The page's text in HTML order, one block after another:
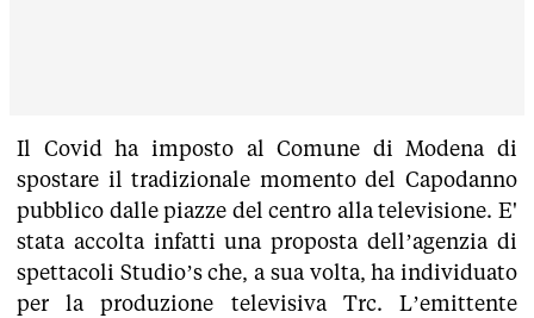
Il Covid ha imposto al Comune di Modena di
spostare il tradizionale momento del Capodanno
pubblico dalle piazze del centro alla televisione. E'
stata accolta infatti una proposta dell’agenzia di
spettacoli Studio’s che, a sua volta, ha individuato
per la produzione televisiva Trc. L’emittente